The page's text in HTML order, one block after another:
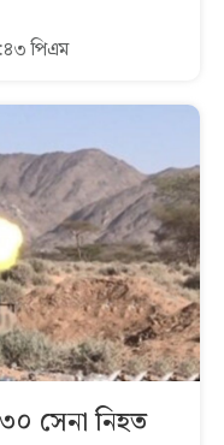
পিএম
সেনা নিহত